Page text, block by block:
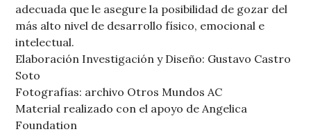
adecuada que le asegure la posibilidad de gozar del
más alto nivel de desarrollo físico, emocional e
intelectual.
Elaboración Investigación y Diseño: Gustavo Castro
Soto
Fotografías: archivo Otros Mundos AC
Material realizado con el apoyo de Angelica
Foundation